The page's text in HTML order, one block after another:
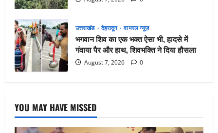
उत्तराखंड देहरादून वायरल न्यूज़
भगवान शिव का एक भक्त ऐसा भी, हादसे में
गंवाया पैर और हाथ, शिवभक्ति ने दिया हौसला
August 7, 2026 0
YOU MAY HAVE MISSED